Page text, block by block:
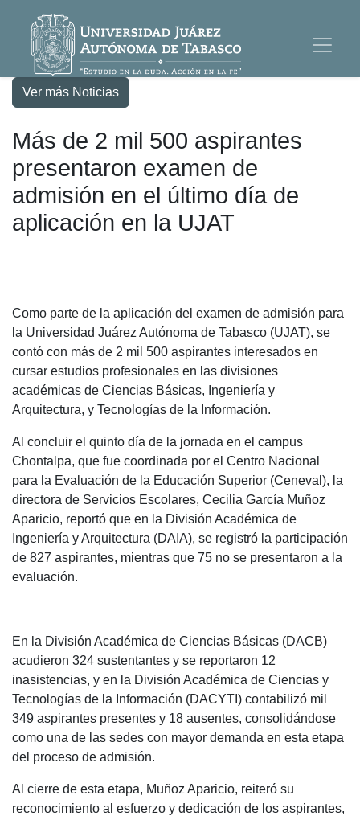
Ver más Noticias
Más de 2 mil 500 aspirantes
presentaron examen de
admisión en el último día de
aplicación en la UJAT
Como parte de la aplicación del examen de admisión para
la Universidad Juárez Autónoma de Tabasco (UJAT), se
contó con más de 2 mil 500 aspirantes interesados en
cursar estudios profesionales en las divisiones
académicas de Ciencias Básicas, Ingeniería y
Arquitectura, y Tecnologías de la Información.
Al concluir el quinto día de la jornada en el campus
Chontalpa, que fue coordinada por el Centro Nacional
para la Evaluación de la Educación Superior (Ceneval), la
directora de Servicios Escolares, Cecilia García Muñoz
Aparicio, reportó que en la División Académica de
Ingeniería y Arquitectura (DAIA), se registró la participación
de 827 aspirantes, mientras que 75 no se presentaron a la
evaluación.
En la División Académica de Ciencias Básicas (DACB)
acudieron 324 sustentantes y se reportaron 12
inasistencias, y en la División Académica de Ciencias y
Tecnologías de la Información (DACYTI) contabilizó mil
349 aspirantes presentes y 18 ausentes, consolidándose
como una de las sedes con mayor demanda en esta etapa
del proceso de admisión.
Al cierre de esta etapa, Muñoz Aparicio, reiteró su
reconocimiento al esfuerzo y dedicación de los aspirantes,